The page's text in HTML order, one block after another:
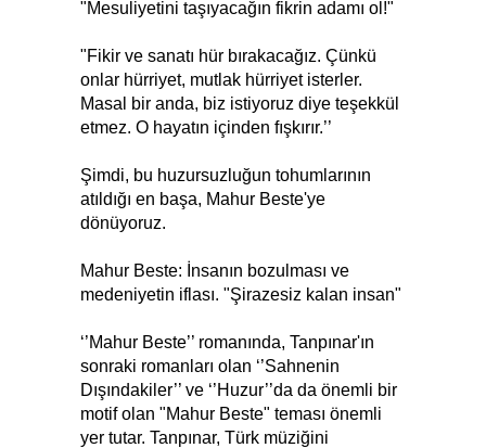
"Mesuliyetini taşıyacağın fikrin adamı ol!"
"Fikir ve sanatı hür bırakacağız. Çünkü
onlar hürriyet, mutlak hürriyet isterler.
Masal bir anda, biz istiyoruz diye teşekkül
etmez. O hayatın içinden fışkırır.’’
Şimdi, bu huzursuzluğun tohumlarının
atıldığı en başa, Mahur Beste'ye
dönüyoruz.
Mahur Beste: İnsanın bozulması ve
medeniyetin iflası. "Şirazesiz kalan insan"
‘’Mahur Beste’’ romanında, Tanpınar'ın
sonraki romanları olan ‘’Sahnenin
Dışındakiler’’ ve ‘’Huzur’’da da önemli bir
motif olan "Mahur Beste" teması önemli
yer tutar. Tanpınar, Türk müziğini